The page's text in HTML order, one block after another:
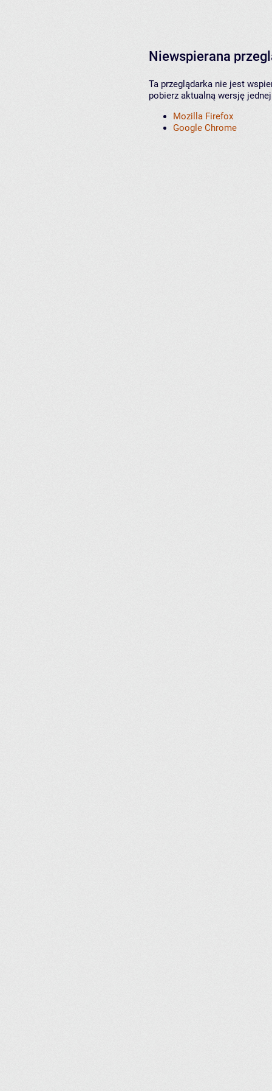
Niewspierana
Ta przeglądarka nie jest
pobierz aktualną wersję
Mozilla Firefox
Google Chrome